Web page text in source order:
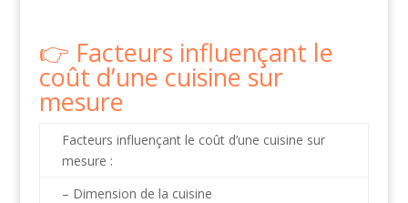
Facteurs influençant le
coût d’une cuisine sur
mesure
Facteurs influençant le coût d’une cuisine sur
mesure :
– Dimension de la cuisine